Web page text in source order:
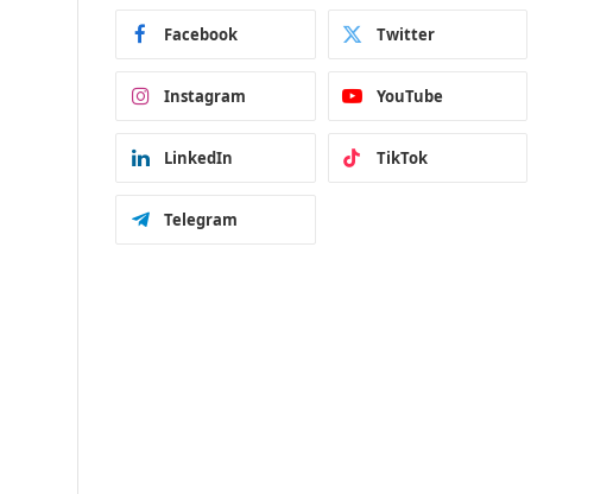
Facebook Twitter
Instagram YouTube
LinkedIn TikTok
Telegram